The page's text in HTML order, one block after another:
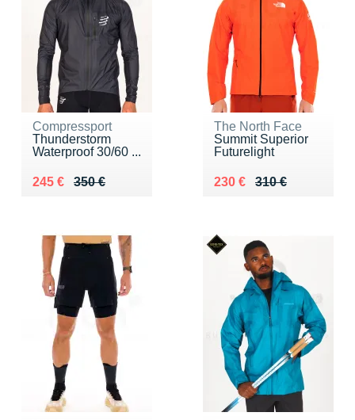
Compressport
Thunderstorm
Waterproof 30/60 ...
350 €
Au lieu de 350 €
245 €
Vendu 245 €
The North Face
Summit Superior
Futurelight
310 €
Au lieu de 310 €
230 €
Vendu 230 €